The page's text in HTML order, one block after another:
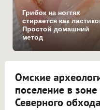
Грибок на ногтях
стирается как
Простой домашний
метод
Омские
поселение в зоне
Северного обхода